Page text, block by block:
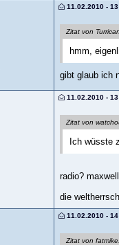
11.02.2010 -
Zitat von Turrican
hmm,
gibt glaub ich
11.02.2010 -
Zitat von
Ich wüsste
radio?
die
11.02.2010 -
Zitat von